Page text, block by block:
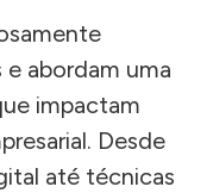
abordam uma
impactam
Desde
até técnicas